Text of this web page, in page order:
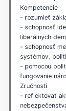
Kompetencie
- rozumieť
- schopnosť
liberálnych
- schopnosť
systémov,
- pomocou
fungovanie
Zručnosti
- reflektovať